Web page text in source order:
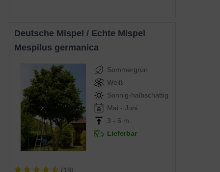
Deutsche Mispel / Echte Mispel
Mespilus germanica
Sommergrün
Weiß
Sonnig-halbschattig
Mai - Juni
3 - 6 m
Lieferbar
(18)